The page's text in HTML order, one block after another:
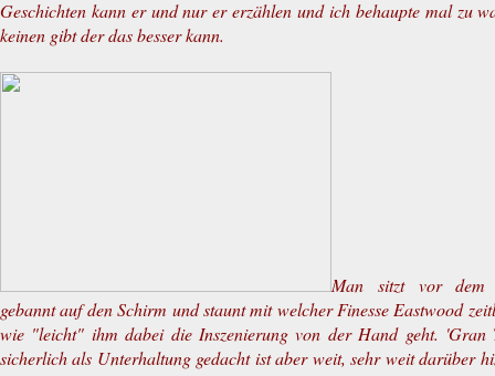
Geschichten kann er und nur er erzählen und ich behaupte mal zu
keinen gibt der das besser kann.
Man sitzt vor dem
gebannt auf den Schirm und staunt mit welcher Finesse Eastwood
wie "leicht" ihm dabei die Inszenierung von der Hand geht.
sicherlich als Unterhaltung gedacht ist aber weit, sehr weit darüber